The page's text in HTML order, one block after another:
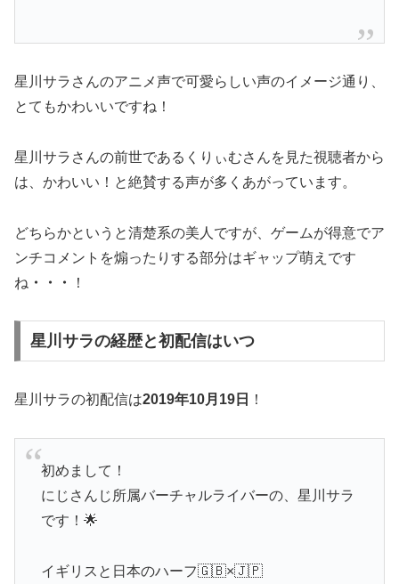
星川サラさんのアニメ声で可愛らしい声のイメージ通り、
とてもかわいいですね！
星川サラさんの前世であるくりぃむさんを見た視聴者から
は、かわいい！と絶賛する声が多くあがっています。
どちらかというと清楚系の美人ですが、ゲームが得意でア
ンチコメントを煽ったりする部分はギャップ萌えです
ね ・・・ ！
星川サラの経歴と初配信はいつ
星川サラの初配信は2019年10月19日 ！
初めまして！
にじさんじ所属バーチャルライバーの、星川サラ
です！🌟
イギリスと日本のハーフ🇬🇧×🇯🇵